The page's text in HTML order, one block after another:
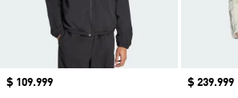
Precio
$ 109.999
Precio
$ 239.999